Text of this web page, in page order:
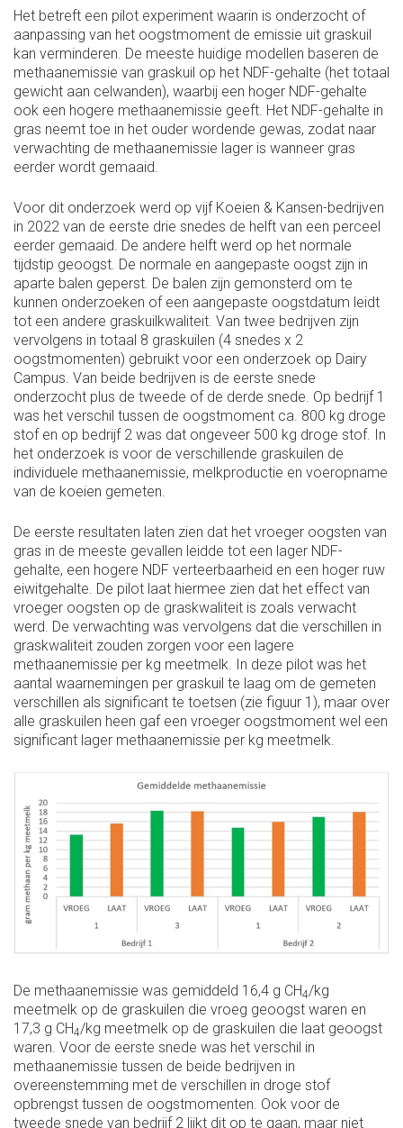
Het betreft een pilot experiment waarin is onderzocht of
aanpassing van het oogstmoment de emissie uit graskuil
kan verminderen. De meeste huidige modellen baseren de
methaanemissie van graskuil op het NDF-gehalte (het totaal
gewicht aan celwanden), waarbij een hoger NDF-gehalte
ook een hogere methaanemissie geeft. Het NDF-gehalte in
gras neemt toe in het ouder wordende gewas, zodat naar
verwachting de methaanemissie lager is wanneer gras
eerder wordt gemaaid.
Voor dit onderzoek werd op vijf Koeien & Kansen-bedrijven
in 2022 van de eerste drie snedes de helft van een perceel
eerder gemaaid. De andere helft werd op het normale
tijdstip geoogst. De normale en aangepaste oogst zijn in
aparte balen geperst. De balen zijn gemonsterd om te
kunnen onderzoeken of een aangepaste oogstdatum leidt
tot een andere graskuilkwaliteit. Van twee bedrijven zijn
vervolgens in totaal 8 graskuilen (4 snedes x 2
oogstmomenten) gebruikt voor een onderzoek op Dairy
Campus. Van beide bedrijven is de eerste snede
onderzocht plus de tweede of de derde snede. Op bedrijf 1
was het verschil tussen de oogstmoment ca. 800 kg droge
stof en op bedrijf 2 was dat ongeveer 500 kg droge stof. In
het onderzoek is voor de verschillende graskuilen de
individuele methaanemissie, melkproductie en voeropname
van de koeien gemeten.
De eerste resultaten laten zien dat het vroeger oogsten van
gras in de meeste gevallen leidde tot een lager NDF-
gehalte, een hogere NDF verteerbaarheid en een hoger ruw
eiwitgehalte. De pilot laat hiermee zien dat het effect van
vroeger oogsten op de graskwaliteit is zoals verwacht
werd. De verwachting was vervolgens dat die verschillen in
graskwaliteit zouden zorgen voor een lagere
methaanemissie per kg meetmelk. In deze pilot was het
aantal waarnemingen per graskuil te laag om de gemeten
verschillen als significant te toetsen (zie figuur 1), maar over
alle graskuilen heen gaf een vroeger oogstmoment wel een
significant lager methaanemissie per kg meetmelk.
De methaanemissie was gemiddeld 16,4 g CH4/kg
meetmelk op de graskuilen die vroeg geoogst waren en
17,3 g CH4/kg meetmelk op de graskuilen die laat geoogst
waren. Voor de eerste snede was het verschil in
methaanemissie tussen de beide bedrijven in
overeenstemming met de verschillen in droge stof
opbrengst tussen de oogstmomenten. Ook voor de
tweede snede van bedrijf 2 lijkt dit op te gaan, maar niet